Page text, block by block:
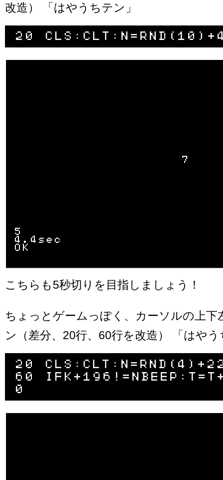
改造） 「はやうちテン」
こちらも5秒切りを目指しましょう！
ちょっとゲームっぽく、カーソルの上下
ン（差分、20行、60行を改造） 「はや
20
60